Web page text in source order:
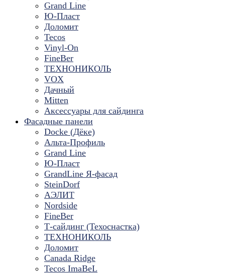
Grand Line
Ю-Пласт
Доломит
Tecos
Vinyl-On
FineBer
ТЕХНОНИКОЛЬ
VOX
Дачный
Mitten
Аксессуары для сайдинга
Фасадные панели
Docke (Дёке)
Альта-Профиль
Grand Line
Ю-Пласт
GrandLine Я-фасад
SteinDorf
АЭЛИТ
Nordside
FineBer
Т-сайдинг (Техоснастка)
ТЕХНОНИКОЛЬ
Доломит
Canada Ridge
Tecos ImaBeL